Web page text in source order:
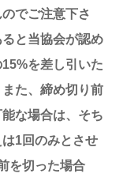
でご注意下さ
と当協会が認め
を差し引いた
た、締め切り前
な場合は、そち
1回のみとさせ
を切った場合